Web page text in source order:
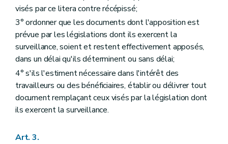
visés par ce litera contre récépissé;
3° ordonner que les documents dont l'apposition est
prévue par les législations dont ils exercent la
surveillance, soient et restent effectivement apposés,
dans un délai qu'ils déterminent ou sans délai;
4° s'ils l'estiment nécessaire dans l'intérêt des
travailleurs ou des bénéficiaires, établir ou délivrer tout
document remplaçant ceux visés par la législation dont
ils exercent la surveillance.
Art. 3.